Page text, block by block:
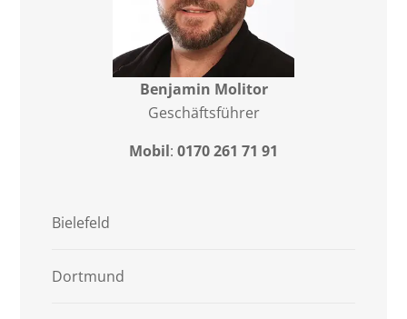
Benjamin Molitor
Geschäftsführer
Mobil: 0170 261 71 91
Bielefeld
Dortmund